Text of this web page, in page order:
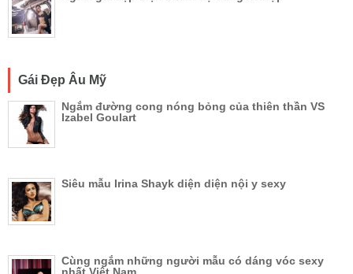
Gái Đẹp Âu Mỹ
Ngắm đường cong nóng bỏng của thiên thần VS
Izabel Goulart
Siêu mẫu Irina Shayk diện diện nội y sexy
Cùng ngắm những người mẫu có dáng vóc sexy